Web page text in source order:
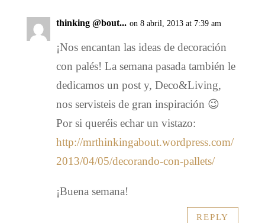
thinking @bout... on 8 abril, 2013 at 7:39 am
¡Nos encantan las ideas de decoración
con palés! La semana pasada también le
dedicamos un post y, Deco&Living,
nos servisteis de gran inspiración 😉
Por si queréis echar un vistazo:
http://mrthinkingabout.wordpress.com/
2013/04/05/decorando-con-pallets/
¡Buena semana!
REPLY